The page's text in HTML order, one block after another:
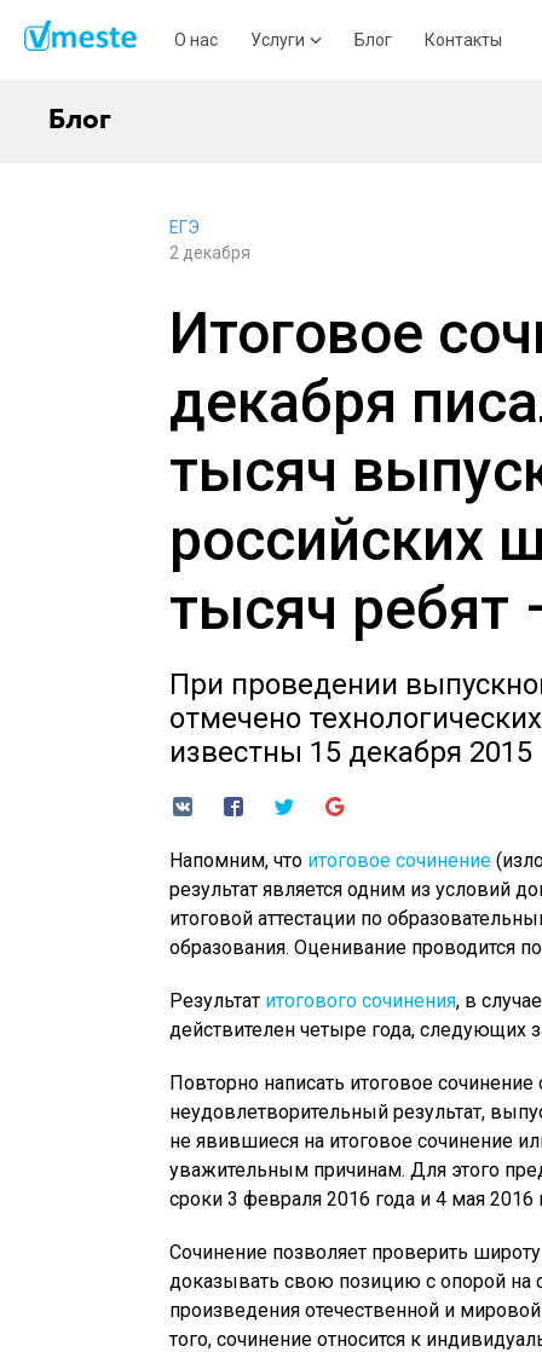
О нас Услуги Блог Контакты
Блог
ЕГЭ
2 декабря
Итоговое
декабря
тысяч
российских
тысяч ребят
При проведении
отмечено
известны 15 декабря 2015
Напомним, что итоговое сочинение
результат является одним из условий
итоговой аттестации по
образования. Оценивание проводится
Результат итогового сочинения, в
действителен четыре года, следующих
Повторно написать итоговое
неудовлетворительный результат,
не явившиеся на итоговое сочинение
уважительным причинам. Для этого
сроки 3 февраля 2016 года и 4 мая 2016
Сочинение позволяет проверить
доказывать свою позицию с опорой на
произведения отечественной и
того, сочинение относится к